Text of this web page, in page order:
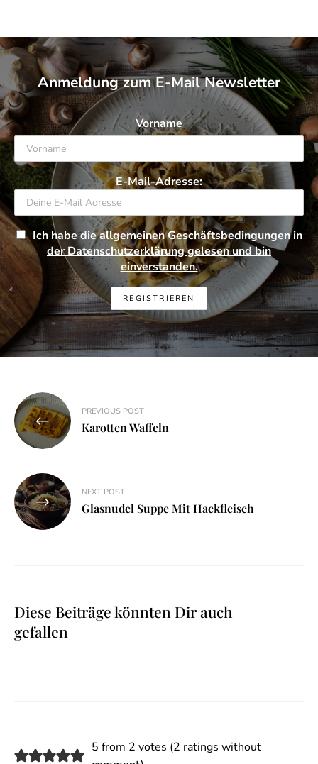
Anmeldung zum E-Mail Newsletter
Vorname
E-Mail-Adresse:
Ich habe die allgemeinen Geschäftsbedingungen in
der Datenschutzerklärung gelesen und bin
einverstanden.
Beitragsnavigation
PREVIOUS POST
Karotten Waffeln
NEXT POST
Glasnudel Suppe Mit Hackfleisch
Diese Beiträge könnten Dir auch
gefallen
5 from 2 votes (2 ratings without